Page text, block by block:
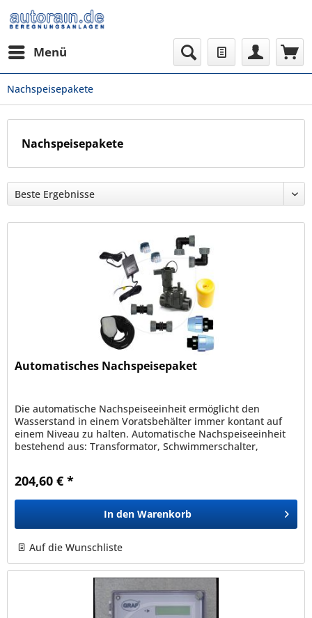
Menü
Nachspeisepakete
Nachspeisepakete
Automatisches Nachspeisepaket
Die automatische Nachspeiseeinheit ermöglicht den
Wasserstand in einem Voratsbehälter immer kontant auf
einem Niveau zu halten. Automatische Nachspeiseeinheit
bestehend aus: Transformator, Schwimmerschalter,
204,60 € *
In den Warenkorb
Auf die Wunschliste